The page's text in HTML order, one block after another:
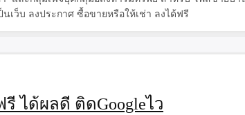
เว็บ ลงประกาศ ซื้อขายหรือให้เช่า ลงได้ฟรี
ได้ผลดี ติดGoogleไว